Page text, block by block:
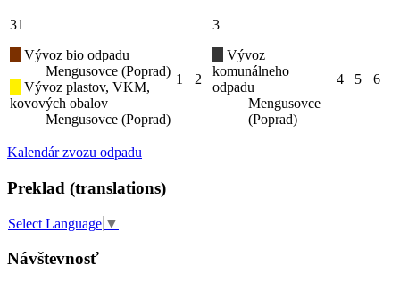
31
Vývoz bio odpadu
Mengusovce (Poprad)
Vývoz plastov, VKM,
kovových obalov
Mengusovce (Poprad)
1 2
3
Vývoz
komunálneho
odpadu
Mengusovce
(Poprad)
4 5 6
Kalendár zvozu odpadu
Preklad (translations)
Select Language ▼
Návštevnosť